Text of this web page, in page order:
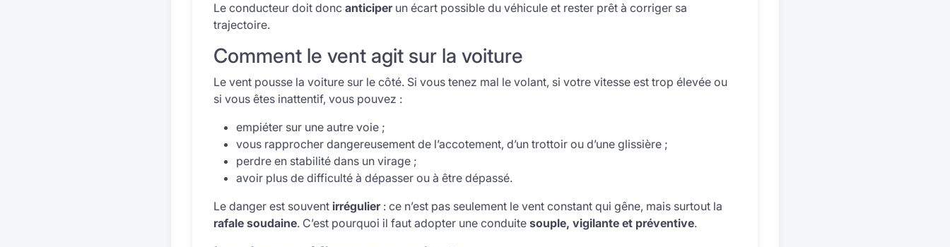
Le conducteur doit donc anticiperun écart possible du véhicule et rester prêt à corriger sa
trajectoire.
Comment le vent agit sur la voiture
Le vent pousse la voiture sur le côté. Si vous tenez mal le volant, si votre vitesse est trop élevée ou
si vous êtes inattentif, vous pouvez :
empiéter sur une autre voie ;
vous rapprocher dangereusement de l’accotement, d’un trottoir ou d’une glissière ;
perdre en stabilité dans un virage ;
avoir plus de difficulté à dépasser ou à être dépassé.
Le danger est souvent irrégulier: ce n’est pas seulement le vent constant qui gêne, mais surtout la
rafale soudaine. C’est pourquoi il faut adopter une conduite souple, vigilante et préventive.